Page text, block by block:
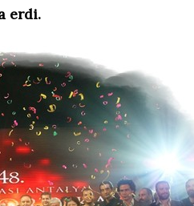
erdi.